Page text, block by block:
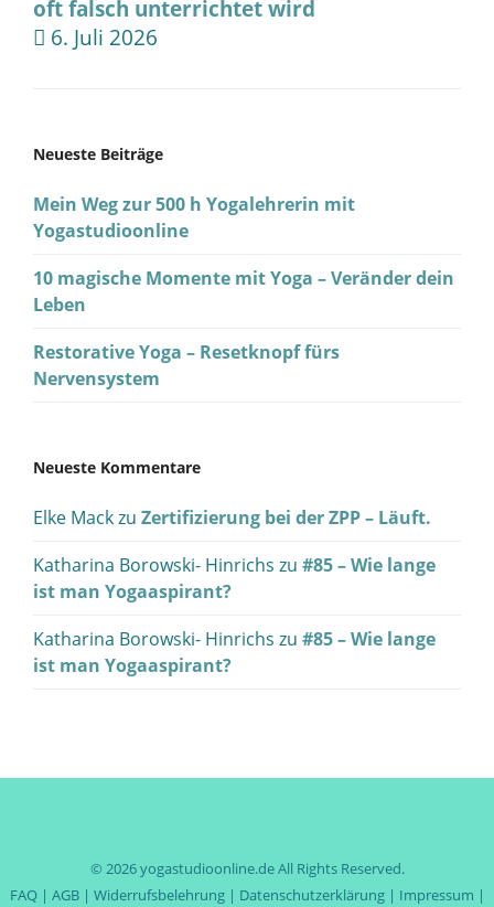
oft falsch unterrichtet wird
6. Juli 2026
Neueste Beiträge
Mein Weg zur 500 h Yogalehrerin mit
Yogastudioonline
10 magische Momente mit Yoga – Veränder dein
Leben
Restorative Yoga – Resetknopf fürs
Nervensystem
Neueste Kommentare
Elke Mackzu Zertifizierung bei der ZPP – Läuft.
Katharina Borowski- Hinrichs zu #85 – Wie lange
ist man Yogaaspirant?
Katharina Borowski- Hinrichs zu #85 – Wie lange
ist man Yogaaspirant?
© 2026yogastudioonline.deAll Rights Reserved.
FAQ| AGB| Widerrufsbelehrung| Datenschutzerklärung| Impressum |